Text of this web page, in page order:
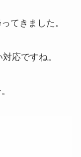
てきました。
応ですね。